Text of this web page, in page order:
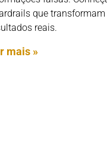
que transformam
reais.
mais »